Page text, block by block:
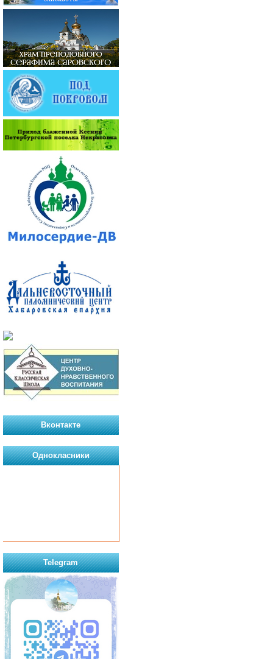
Вконтакте
Однокласники
Telegram